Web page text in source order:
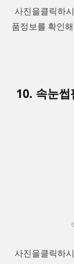
사진을클릭하
품정보를 확인
10. 속눈
사진을클릭하